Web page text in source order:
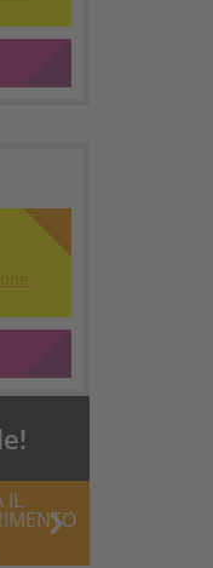
IL
keyboard_arrow_right